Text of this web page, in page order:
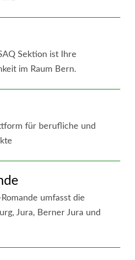
Sektion ist Ihre
im Raum Bern.
für berufliche und
umfasst die
Jura, Berner Jura und